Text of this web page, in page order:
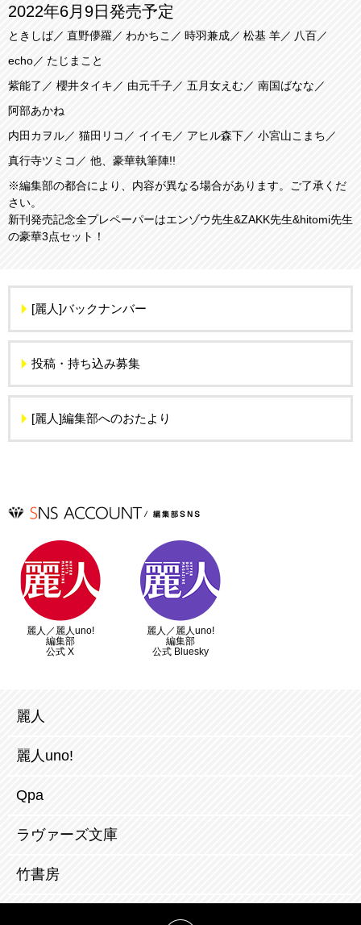
2022年6月9日発売予定
ときしば 直野儚羅 わかちこ 時羽兼成 松基 羊
八百
echo
たじまこと
紫能了
櫻井タイキ 由元千子 五月女えむ
南国ばなな
阿部あかね
内田カヲル
猫田リコ イイモ アヒル森下
小宮山こまち
真行寺ツミコ
他、豪華執筆陣!!
※編集部の都合により、内容が異なる場合があります。ご了承くだ
さい。
新刊発売記念全プレペーパーはエンゾウ先生&ZAKK先生&hitomi先生
の豪華3点セット！
[麗人]バックナンバー
投稿・持ち込み募集
[麗人]編集部へのおたより
麗人／麗人uno!
編集部
公式 X
麗人／麗人uno!
編集部
公式 Bluesky
麗人
麗人uno!
Qpa
ラヴァーズ文庫
竹書房